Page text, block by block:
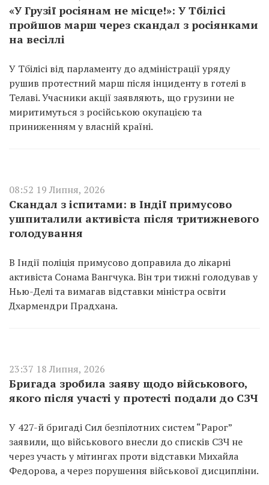
«У Грузії росіянам не місце!»: У Тбілісі
пройшов марш через скандал з росіянками
на весіллі
У Тбілісі від парламенту до адміністрації уряду
рушив протестний марш після інциденту в готелі в
Телаві. Учасники акції заявляють, що грузини не
миритимуться з російською окупацією та
приниженням у власній країні.
08:52 19 Липня, 2026
Скандал з іспитами: в Індії примусово
ушпиталили активіста після тритижневого
голодування
В Індії поліція примусово доправила до лікарні
активіста Сонама Вангчука. Він три тижні голодував у
Нью-Делі та вимагав відставки міністра освіти
Дхармендри Прадхана.
23:37 18 Липня, 2026
Бригада зробила заяву щодо військового,
якого після участі у протесті подали до СЗЧ
У 427-й бригаді Сил безпілотних систем “Рарог”
заявили, що військового внесли до списків СЗЧ не
через участь у мітингах проти відставки Михайла
Федорова, а через порушення військової дисципліни.